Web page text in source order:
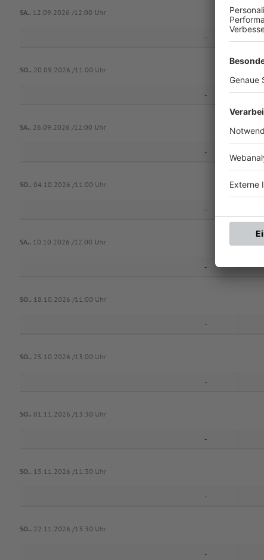
SA.. 12.09.2026 /12:00 Uhr
-
SO.. 20.09.2026 /11:00 Uhr
-
SA.. 26.09.2026 /12:00 Uhr
-
SO.. 04.10.2026 /11:00 Uhr
-
SA.. 10.10.2026 /12:00 Uhr
-
SO.. 18.10.2026 /11:00 Uhr
-
SO.. 25.10.2026 /13:00 Uhr
-
SO.. 01.11.2026 /13:30 Uhr
-
SO.. 15.11.2026 /11:30 Uhr
-
SO.. 22.11.2026 /13:30 Uhr
-